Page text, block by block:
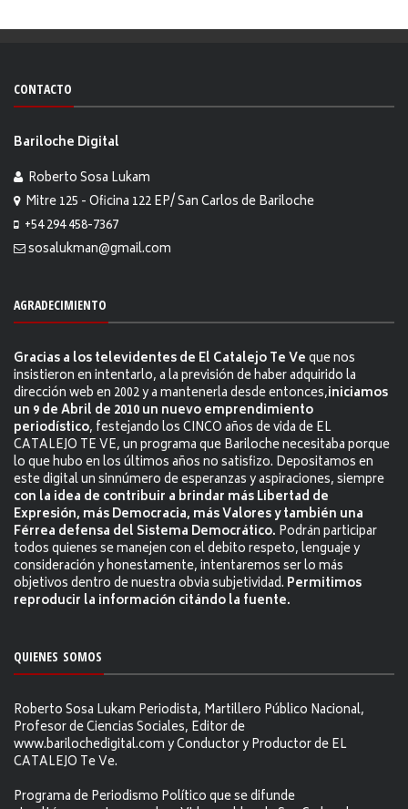
CONTACTO
Bariloche Digital
Roberto Sosa Lukam
Mitre 125 - Oficina 122 EP/ San Carlos de Bariloche
+54 294 458-7367
sosalukman@gmail.com
AGRADECIMIENTO
Gracias a los televidentes de El Catalejo Te Veque nos
insistieron en intentarlo, a la previsión de haber adquirido la
dirección web en 2002 y a mantenerla desde entonces,iniciamos
un 9 de Abril de 2010 un nuevo emprendimiento
periodístico, festejando los CINCO años de vida de EL
CATALEJO TE VE, un programa que Bariloche necesitaba porque
lo que hubo en los últimos años no satisfizo. Depositamos en
este digital un sinnúmero de esperanzas y aspiraciones, siempre
con la idea de contribuir a brindar más Libertad de
Expresión, más Democracia, más Valores y también una
Férrea defensa del Sistema Democrático. Podrán participar
todos quienes se manejen con el debito respeto, lenguaje y
consideración y honestamente, intentaremos ser lo más
objetivos dentro de nuestra obvia subjetividad. Permitimos
reproducir la información citándo la fuente.
QUIENES SOMOS
Roberto Sosa Lukam Periodista, Martillero Público Nacional,
Profesor de Ciencias Sociales, Editor de
www.barilochedigital.com y Conductor y Productor de EL
CATALEJO Te Ve.
Programa de Periodismo Político que se difunde